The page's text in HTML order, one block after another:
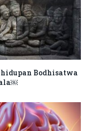
Bodhisatwa